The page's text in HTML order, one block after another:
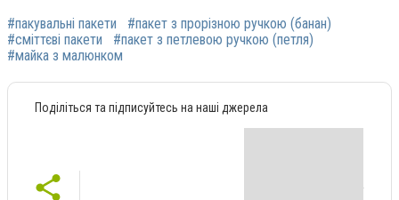
#пакувальні пакети
#пакет з прорізною ручкою (банан)
#сміттєві пакети
#пакет з петлевою ручкою (петля)
#майка з малюнком
Поділіться та підписуйтесь на наші джерела